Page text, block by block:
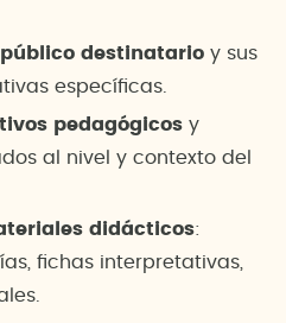
destinatario y sus
específicas.
pedagógicos y
al nivel y contexto del
didácticos:
fichas interpretativas,